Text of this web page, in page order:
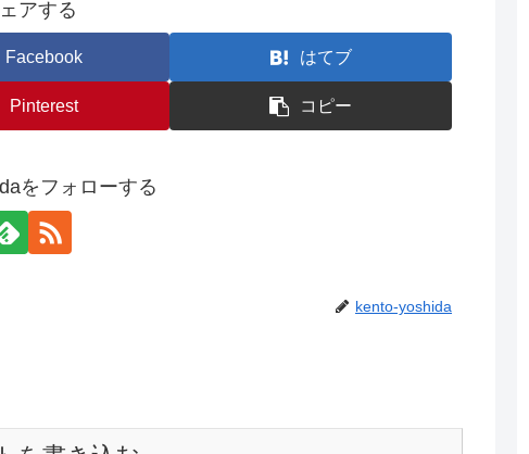
アする
Facebook はてブ
Pinterest コピー
をフォローする
kento-yoshida